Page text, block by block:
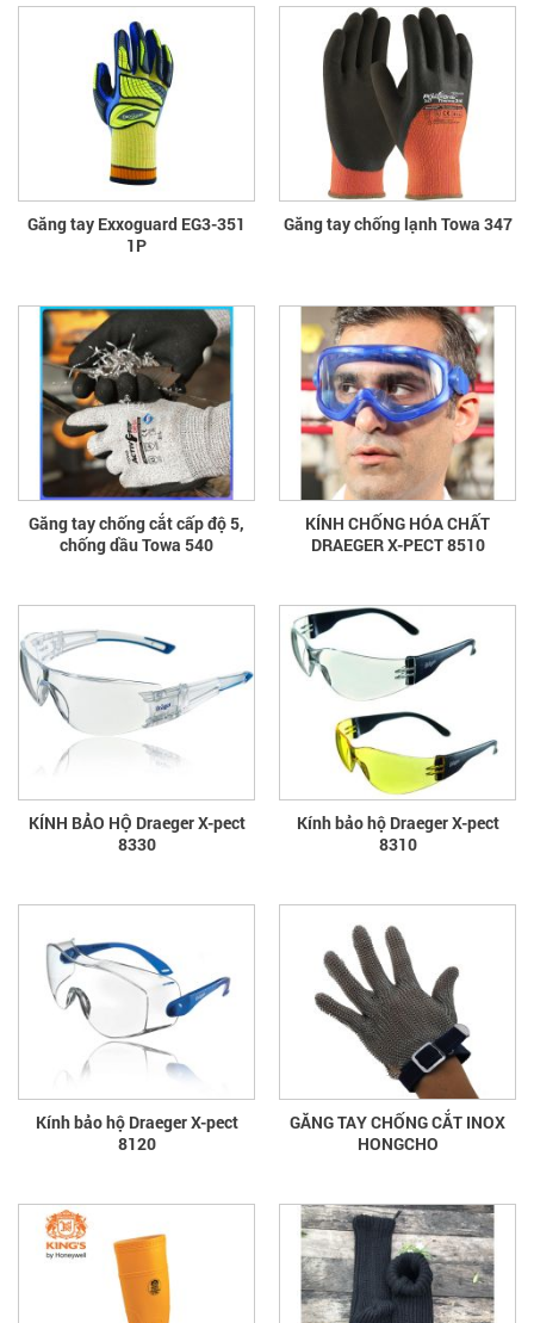
Găng tay Exxoguard EG3-351
1P
Găng tay chống lạnh Towa 347
Găng tay chống cắt cấp độ 5,
chống dầu Towa 540
KÍNH CHỐNG HÓA CHẤT
DRAEGER X-PECT 8510
KÍNH BẢO HỘ Draeger X-pect
8330
Kính bảo hộ Draeger X-pect
8310
Kính bảo hộ Draeger X-pect
8120
GĂNG TAY CHỐNG CẮT INOX
HONGCHO